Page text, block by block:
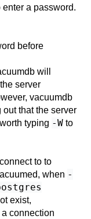
a password.
before
will
server
vacuumdb
that the server
typing -W to
to to
when -
exist,
connection